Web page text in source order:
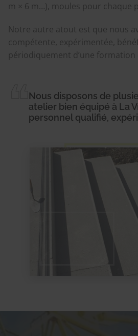
m × 6 m…), moules pour chaque
Notre autre atout est que nous
compétente, expérimentée,
périodiquement d’une formation
Nous disposons de
atelier bien équipé à La
personnel qualifié,